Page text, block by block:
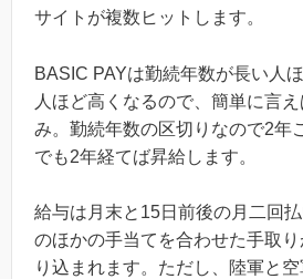
サイトが複数ヒットします。
BASIC PAYは勤続年数が長い人
人ほど高くなるので、簡単に言
み。勤続年数の区切りなので2年
でも2年経てば昇給します。
給与は月末と15日前後の月二回
のほかの手当てを合わせた手取
り込まれます。ただし、陸軍と